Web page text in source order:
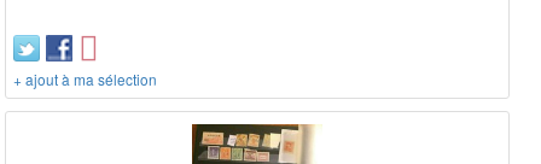
+ ajout à ma sélection